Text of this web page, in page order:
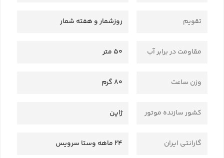
تقویم روزشمار و هفته شمار
مقاومت در برابر آب 50 متر
وزن ساعت 80 گرم
کشور سازنده موتور ژاپن
گارانتی ایران 24 ماهه وستا سرویس